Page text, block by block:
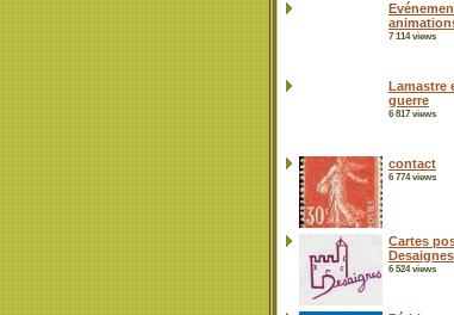
7 114 views
Lamastre
guerre
6 817 views
contact
6 774 views
Cartes
Desaignes
6 524 views